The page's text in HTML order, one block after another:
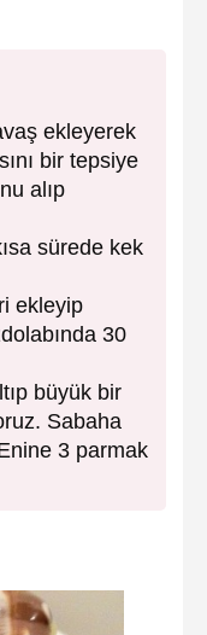
ekleyerek
bir tepsiye
alıp
sürede kek
ekleyip
30
büyük bir
Sabaha
3 parmak